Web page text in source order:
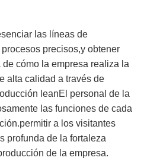
las líneas de
precisos,y obtener
cómo la empresa realiza la
alta calidad a través de
leanEl personal de la
las funciones de cada
a los visitantes
profunda de la fortaleza
de la empresa.